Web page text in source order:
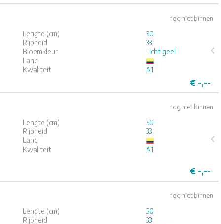
nog niet binnen
Lengte (cm)
50
Rijpheid
33
Bloemkleur
Licht geel
Land
Kwaliteit A1
€ -,--
4
nog niet binnen
Lengte (cm)
50
Rijpheid
33
Land
Kwaliteit
A1
€ -,--
4
nog niet binnen
Lengte (cm)
50
Rijpheid
33